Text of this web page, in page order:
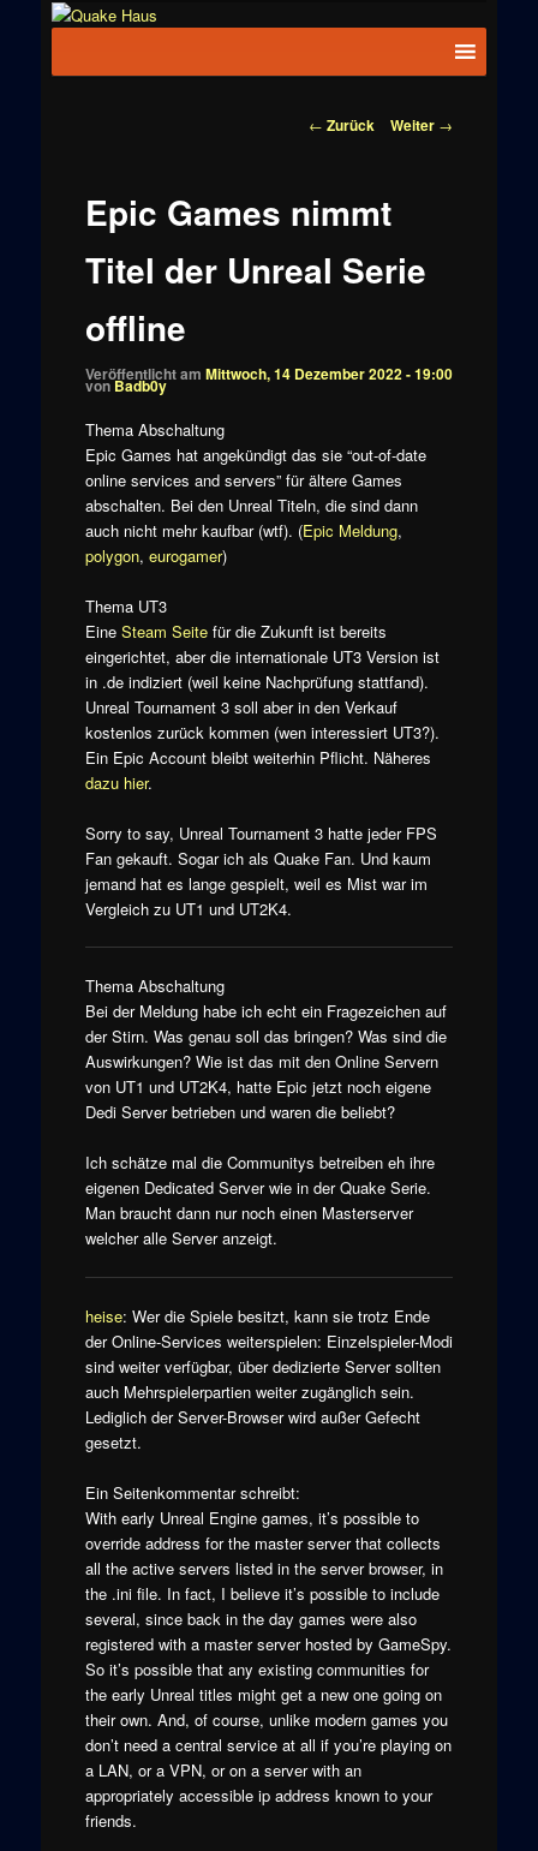
News zu
Beitragsnavigation
← Zurück Weiter →
Epic Games nimmt
Titel der Unreal Serie
offline
Veröffentlicht am Mittwoch, 14 Dezember 2022 - 19:00
vonBadb0y
Thema Abschaltung
Epic Games hat angekündigt das sie “out-of-date
online services and servers” für ältere Games
abschalten. Bei den Unreal Titeln, die sind dann
auch nicht mehr kaufbar (wtf). (Epic Meldung,
polygon, eurogamer)
Thema UT3
Eine Steam Seitefür die Zukunft ist bereits
eingerichtet, aber die internationale UT3 Version ist
in .de indiziert (weil keine Nachprüfung stattfand).
Unreal Tournament 3 soll aber in den Verkauf
kostenlos zurück kommen (wen interessiert UT3?).
Ein Epic Account bleibt weiterhin Pflicht. Näheres
dazu hier.
Sorry to say, Unreal Tournament 3 hatte jeder FPS
Fan gekauft. Sogar ich als Quake Fan. Und kaum
jemand hat es lange gespielt, weil es Mist war im
Vergleich zu UT1 und UT2K4.
Thema Abschaltung
Bei der Meldung habe ich echt ein Fragezeichen auf
der Stirn. Was genau soll das bringen? Was sind die
Auswirkungen? Wie ist das mit den Online Servern
von UT1 und UT2K4, hatte Epic jetzt noch eigene
Dedi Server betrieben und waren die beliebt?
Ich schätze mal die Communitys betreiben eh ihre
eigenen Dedicated Server wie in der Quake Serie.
Man braucht dann nur noch einen Masterserver
welcher alle Server anzeigt.
heise: Wer die Spiele besitzt, kann sie trotz Ende
der Online-Services weiterspielen: Einzelspieler-Modi
sind weiter verfügbar, über dedizierte Server sollten
auch Mehrspielerpartien weiter zugänglich sein.
Lediglich der Server-Browser wird außer Gefecht
gesetzt.
Ein Seitenkommentar schreibt:
With early Unreal Engine games, it’s possible to
override address for the master server that collects
all the active servers listed in the server browser, in
the .ini file. In fact, I believe it’s possible to include
several, since back in the day games were also
registered with a master server hosted by GameSpy.
So it’s possible that any existing communities for
the early Unreal titles might get a new one going on
their own. And, of course, unlike modern games you
don’t need a central service at all if you’re playing on
a LAN, or a VPN, or on a server with an
appropriately accessible ip address known to your
friends.